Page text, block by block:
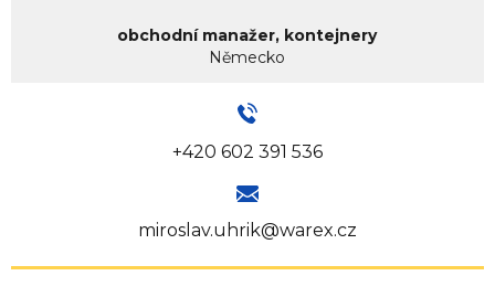
obchodní manažer, kontejnery
Německo
+420 602 391 536
miroslav.uhrik@warex.cz